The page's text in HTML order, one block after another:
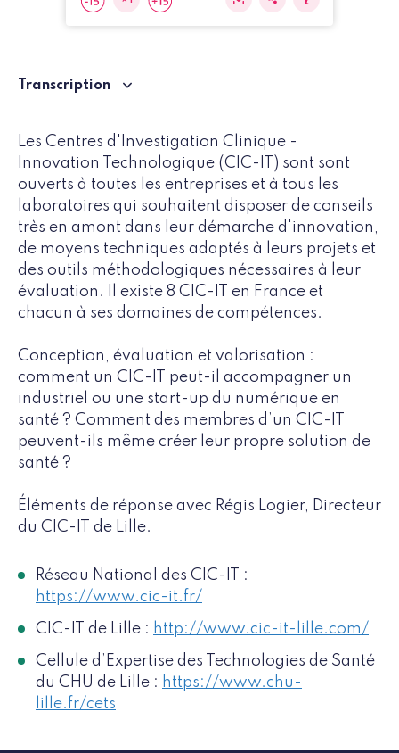
Transcription
Les Centres d'Investigation Clinique -
Innovation Technologique (CIC-IT) sont sont
ouverts à toutes les entreprises et à tous les
laboratoires qui souhaitent disposer de conseils
très en amont dans leur démarche d'innovation,
de moyens techniques adaptés à leurs projets et
des outils méthodologiques nécessaires à leur
évaluation. Il existe 8 CIC-IT en France et
chacun à ses domaines de compétences.
Conception, évaluation et valorisation :
comment un CIC-IT peut-il accompagner un
industriel ou une start-up du numérique en
santé ? Comment des membres d’un CIC-IT
peuvent-ils même créer leur propre solution de
santé ?
Éléments de réponse avec Régis Logier, Directeur
du CIC-IT de Lille.
Réseau National des CIC-IT :
https://www.cic-it.fr/
CIC-IT de Lille : http://www.cic-it-lille.com/
Cellule d’Expertise des Technologies de Santé
du CHU de Lille : https://www.chu-
lille.fr/cets